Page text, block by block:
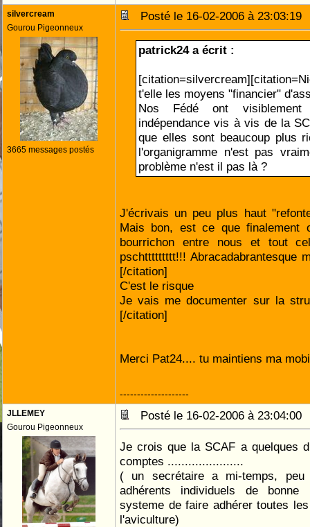
silvercream
Gourou Pigeonneux
3665 messages postés
Posté le 16-02-2006 à
patrick24 a écrit :
t'elle les moyens "financier"
Nos Fédé ont
indépendance vis à vis de la
que elles sont beaucoup plus
l'organigramme n'est pas
problème n'est il pas là ?
J'écrivais un peu plus haut
Mais bon, est ce que finalement
bourrichon entre nous et tout
pschttttttttt!!! Abracadabrantesque
[/citation]
C'est le risque
Je vais me documenter sur la
[/citation]
Merci Pat24.... tu maintiens ma
--------------------
JLLEMEY
Gourou Pigeonneux
Posté le 16-02-2006 à
Je crois que la SCAF a quelques
comptes ......................
( un secrétaire a mi-temps, peu
adhérents individuels de
systeme de faire adhérer toutes
l'aviculture)